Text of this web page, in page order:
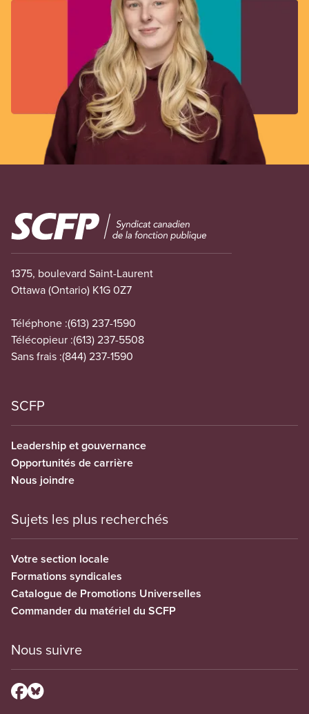
Image
1375, boulevard Saint-Laurent
Ottawa (Ontario) K1G 0Z7
Téléphone :(613) 237-1590
Télécopieur :(613) 237-5508
Sans frais :(844) 237-1590
SCFP
Leadership et gouvernance
Opportunités de carrière
Nous joindre
Sujets les plus recherchés
Votre section locale
Formations syndicales
Catalogue de Promotions Universelles
Commander du matériel du SCFP
Nous suivre